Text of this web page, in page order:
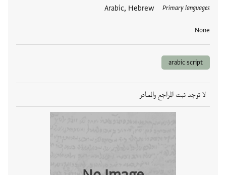
Primary languages
Arabic, Hebrew
None
العلامات
arabic script
لا توجد ثبت المراجع والمصادر